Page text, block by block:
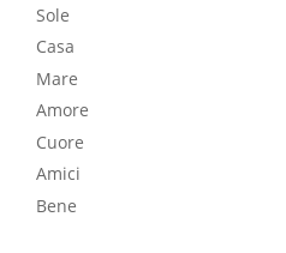
Sole
Casa
Mare
Amore
Cuore
Amici
Bene